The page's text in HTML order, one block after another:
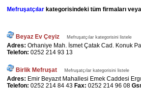
Mefruşatçılar kategorisindeki tüm firmaları
Beyaz Ev Çeyiz Mefruşatçılar kategorisini listele
Adres: Orhaniye Mah. İsmet Çatak Cad. Konuk
Telefon: 0252 214 93 13
Birlik Mefruşat Mefruşatçılar kategorisini listele
Adres: Emir Beyazıt Mahallesi Emek Caddesi
Telefon: 0252 214 84 43 Fax: 0252 214 96 08